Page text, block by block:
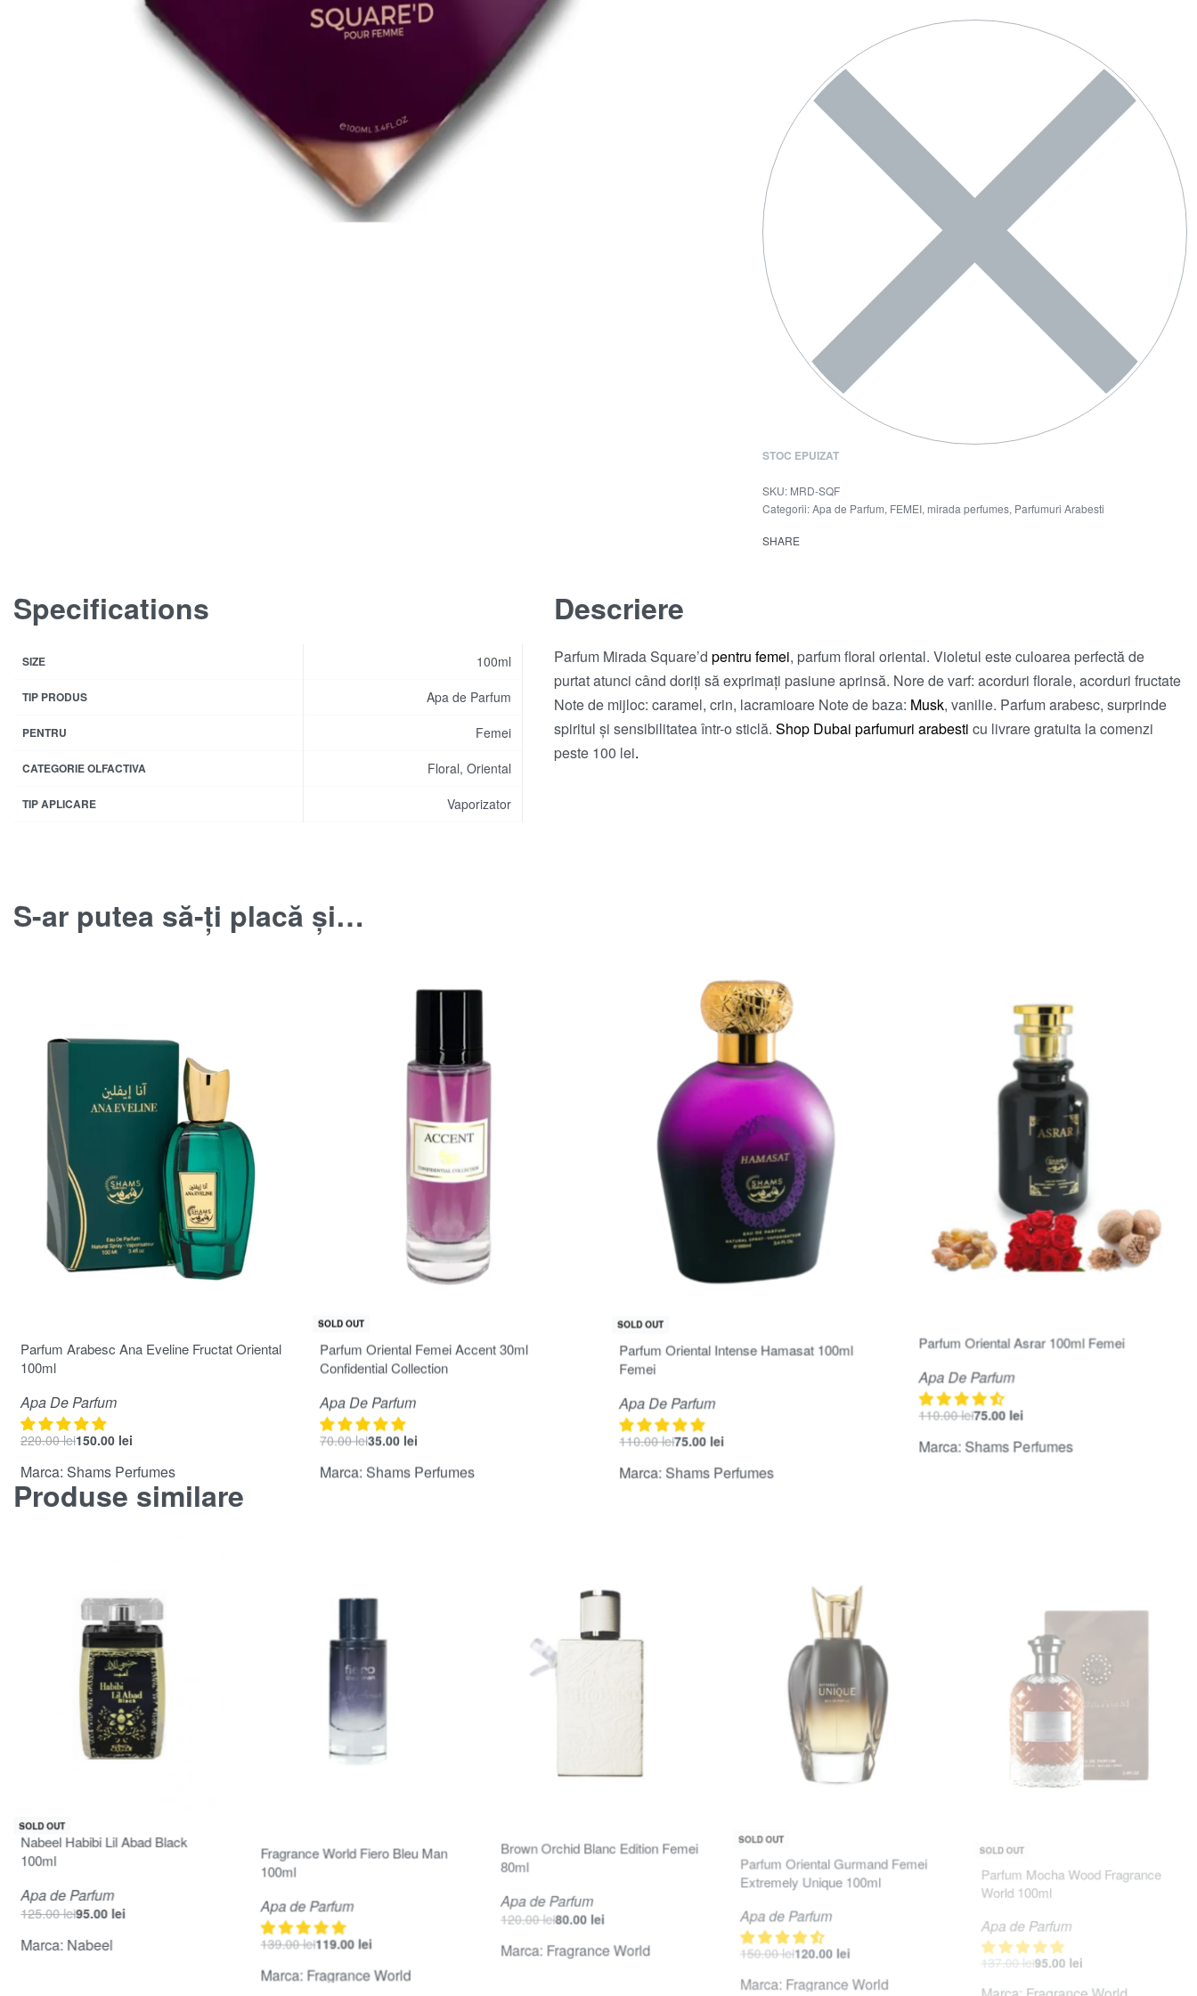
STOC EPUIZAT
MRD-SQF
Categorii:Apa de Parfum, FEMEI, mirada perfumes, Parfumuri Arabesti
SHARE
Specifications
SIZE 100ml
TIP PRODUS Apa de Parfum
PENTRU Femei
CATEGORIE OLFACTIVA Floral, Oriental
TIP APLICARE Vaporizator
Descriere
Parfum Mirada Square’dpentru femei, parfum floral oriental. Violetul este culoarea perfectă de
purtat atunci când doriți să exprimați pasiune aprinsă. Nore de varf: acorduri florale, acorduri fructate
Note de mijloc: caramel, crin, lacramioare Note de baza: Musk, vanilie. Parfum arabesc, surprinde
spiritul și sensibilitatea într-o sticlă.Shop Dubai parfumuri arabesti cu livrare gratuita la comenzi
peste 100 lei.
S-ar putea să-ți placă și…
Parfum Arabesc Ana Eveline Fructat Oriental
100ml
Apa De Parfum
220.00lei150.00 lei
Marca: Shams Perfumes
-50% OFF
SOLD OUT
Parfum Oriental Femei Accent 30ml
Confidential Collection
Apa De Parfum
70.00lei35.00 lei
Marca: Shams Perfumes
-32% OFF
SOLD OUT
Parfum Oriental Intense Hamasat 100ml
Femei
Apa De Parfum
110.00lei75.00 lei
Marca: Shams Perfumes
Parfum Oriental Asrar 100ml Femei
Apa De Parfum
110.00lei75.00 lei
Marca: Shams Perfumes
Produse similare
-24% OFF
SOLD OUT
Nabeel Habibi Lil Abad Black
100ml
Apa de Parfum
125.00lei95.00 lei
Marca: Nabeel
Fragrance World Fiero Bleu Man
100ml
Apa de Parfum
139.00lei119.00 lei
Marca: Fragrance World
Brown Orchid Blanc Edition Femei
80ml
Apa de Parfum
120.00lei 80.00lei
Marca: Fragrance World
Evaluat la1.00
Parfum Oriental Gurmand Femei
Extremely Unique 100ml
150.00lei120.00
Parfum Mocha Wood Fragrance
World 100ml
Apa de Parfum
137.00lei 95.00
Marca:Fragrance World